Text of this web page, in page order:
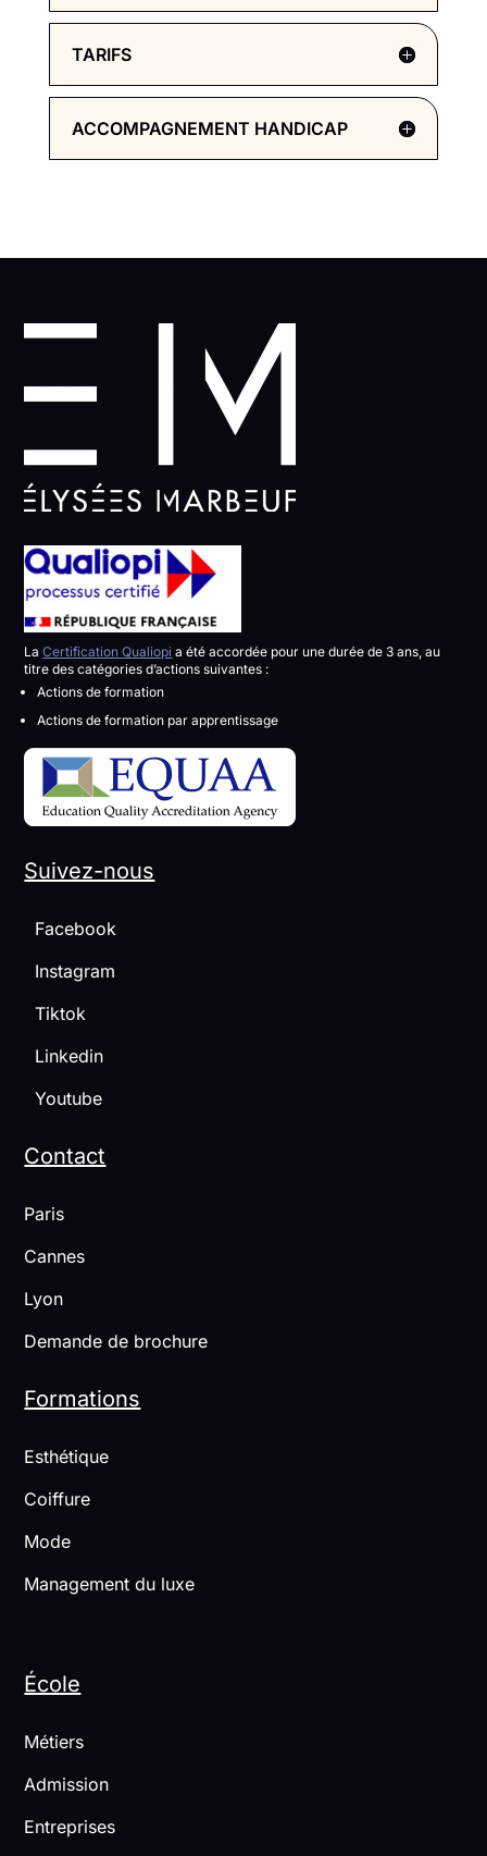
TARIFS
ACCOMPAGNEMENT HANDICAP
LaCertification Qualiopi a été accordée pour une durée de 3 ans, au
titre des catégories d’actions suivantes :
Actions de formation
Actions de formation par apprentissage
Suivez-nous
Facebook
Instagram
Tiktok
Linkedin
Youtube
Contact
Paris
Cannes
Lyon
Demande de brochure
Formations
Esthétique
Coiffure
Mode
Management du luxe
École
Métiers
Admission
Entreprises